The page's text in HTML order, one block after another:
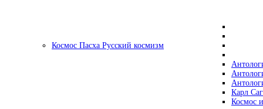
Космос Пасха Русский космизм
Карл
Космос